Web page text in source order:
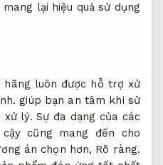
mang lại hiệu quả sử dụng
hãng luôn được hỗ trợ xử
giúp bạn an tâm khi sử
xử lý. Sự đa dạng của các
cũng mang đến cho
án chọn hơn, Rõ ràng.